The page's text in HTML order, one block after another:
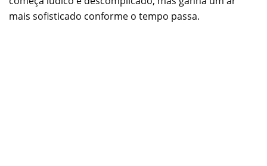
mais sofisticado conforme o tempo passa.